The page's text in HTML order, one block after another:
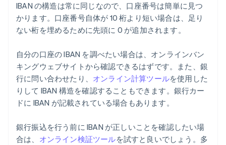
IBAN の構造は常に同じなので、口座番号は簡単に見つ
かります。口座番号自体が 10 桁より短い場合は、足り
ない桁を埋めるために先頭に 0 が追加されます。
自分の口座の IBAN を調べたい場合は、オンラインバン
キングウェブサイトから確認できるはずです。また、銀
行に問い合わせたり、 オンライン計算ツールを使用した
りして IBAN 構造を確認することもできます。銀行カー
ドに IBAN が記載されている場合もあります。
銀行振込を行う前に IBAN が正しいことを確認したい場
合は、 オンライン検証ツールを試すと良いでしょう。多